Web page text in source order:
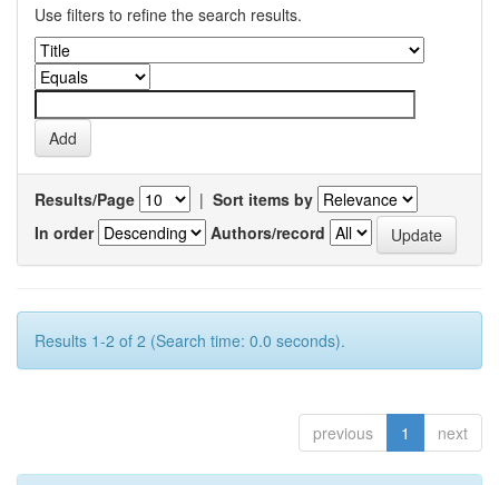
Use filters to refine the search results.
Results/Page | Sort items by
In order
Authors/record
Results 1-2 of 2 (Search time: 0.0 seconds).
previous 1 next